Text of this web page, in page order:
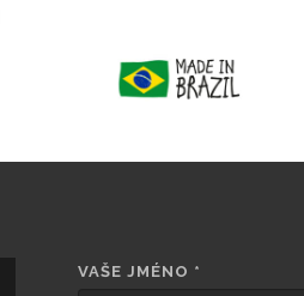
VAŠE JMÉNO *